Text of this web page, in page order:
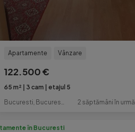
Apartamente Vânzare
122.500 €
65 m² 3 cam
etajul 5
Bucuresti, Bucuresti-Ilfov
2 săptămâni în urmă
în Bucuresti